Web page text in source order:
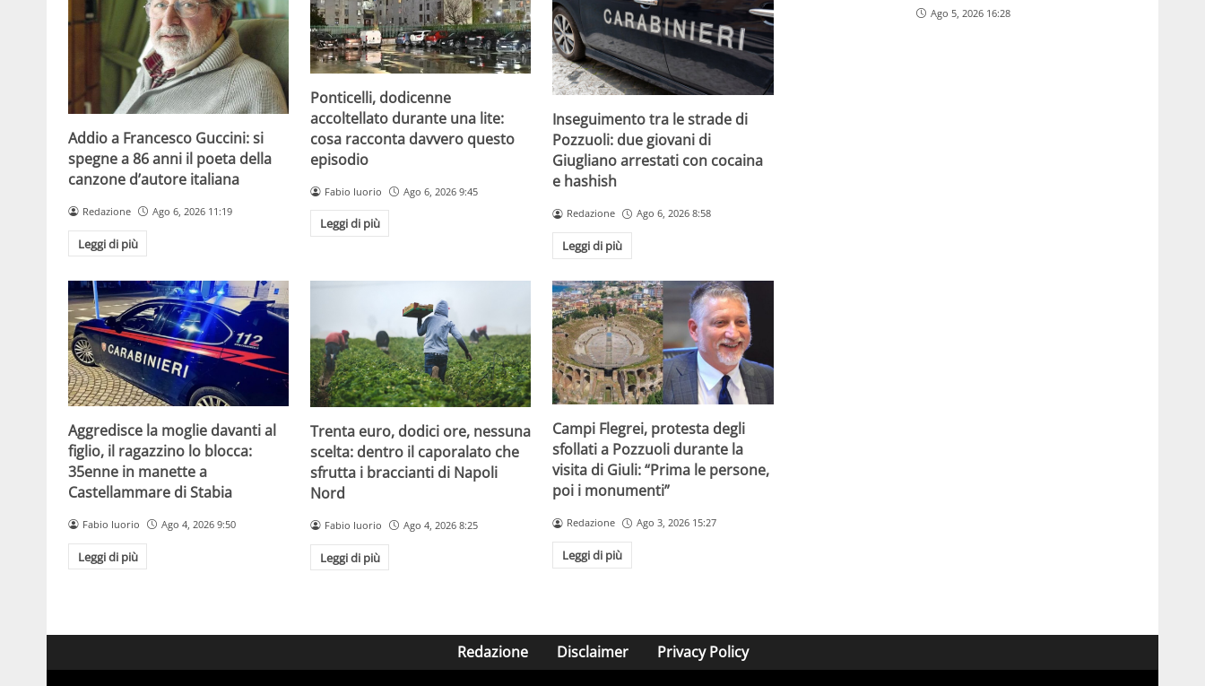
Addio a Francesco Guccini: si
spegne a 86 anni il poeta della
canzone d’autore italiana
Redazione Ago 6, 2026 11:19
Leggi di più
Ponticelli, dodicenne
accoltellato durante una lite:
cosa racconta davvero questo
episodio
Fabio Iuorio Ago 6, 2026 9:45
Leggi di più
Inseguimento tra le strade di
Pozzuoli: due giovani di
Giugliano arrestati con cocaina
e hashish
Redazione Ago 6, 2026 8:58
Leggi di più
Aggredisce la moglie davanti al
figlio, il ragazzino lo blocca:
35enne in manette a
Castellammare di Stabia
Fabio Iuorio Ago 4, 2026 9:50
Leggi di più
Trenta euro, dodici ore, nessuna
scelta: dentro il caporalato che
sfrutta i braccianti di Napoli
Nord
Fabio Iuorio Ago 4, 2026 8:25
Leggi di più
Campi Flegrei, protesta degli
sfollati a Pozzuoli durante la
visita di Giuli: “Prima le persone,
poi i monumenti”
Redazione Ago 3, 2026 15:27
Leggi di più
Ago 5, 2026 16:28
Redazione Disclaimer Privacy Policy